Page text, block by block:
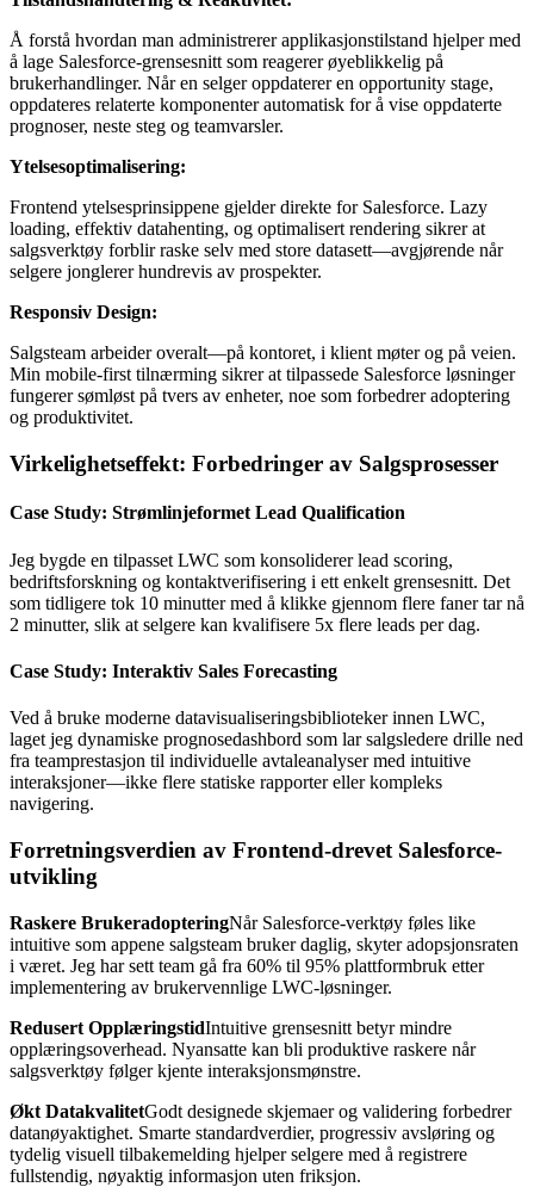
Å forstå hvordan man administrerer applikasjonstilstand hjelper med
å lage Salesforce-grensesnitt som reagerer øyeblikkelig på
brukerhandlinger. Når en selger oppdaterer en opportunity stage,
oppdateres relaterte komponenter automatisk for å vise oppdaterte
prognoser, neste steg og teamvarsler.
Ytelsesoptimalisering:
Frontend ytelsesprinsippene gjelder direkte for Salesforce. Lazy
loading, effektiv datahenting, og optimalisert rendering sikrer at
salgsverktøy forblir raske selv med store datasett—avgjørende når
selgere jonglerer hundrevis av prospekter.
Responsiv Design:
Salgsteam arbeider overalt—på kontoret, i klient møter og på veien.
Min mobile-first tilnærming sikrer at tilpassede Salesforce løsninger
fungerer sømløst på tvers av enheter, noe som forbedrer adoptering
og produktivitet.
Virkelighetseffekt: Forbedringer av Salgsprosesser
Case Study: Strømlinjeformet Lead Qualification
Jeg bygde en tilpasset LWC som konsoliderer lead scoring,
bedriftsforskning og kontaktverifisering i ett enkelt grensesnitt. Det
som tidligere tok 10 minutter med å klikke gjennom flere faner tar nå
2 minutter, slik at selgere kan kvalifisere 5x flere leads per dag.
Case Study: Interaktiv Sales Forecasting
Ved å bruke moderne datavisualiseringsbiblioteker innen LWC,
laget jeg dynamiske prognosedashbord som lar salgsledere drille ned
fra teamprestasjon til individuelle avtaleanalyser med intuitive
interaksjoner—ikke flere statiske rapporter eller kompleks
navigering.
Forretningsverdien av Frontend-drevet Salesforce-
utvikling
Raskere BrukeradopteringNår Salesforce-verktøy føles like
intuitive som appene salgsteam bruker daglig, skyter adopsjonsraten
i været. Jeg har sett team gå fra 60% til 95% plattformbruk etter
implementering av brukervennlige LWC-løsninger.
Redusert OpplæringstidIntuitive grensesnitt betyr mindre
opplæringsoverhead. Nyansatte kan bli produktive raskere når
salgsverktøy følger kjente interaksjonsmønstre.
Økt DatakvalitetGodt designede skjemaer og validering forbedrer
datanøyaktighet. Smarte standardverdier, progressiv avsløring og
tydelig visuell tilbakemelding hjelper selgere med å registrere
fullstendig, nøyaktig informasjon uten friksjon.